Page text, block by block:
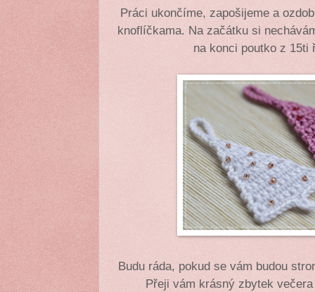
Práci ukončíme, zapošijeme a
knoflíčkama. Na začátku si
na konci poutko z
Budu ráda, pokud se vám budou
Přeji vám krásný zbytek